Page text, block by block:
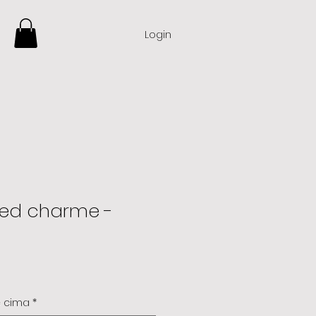
Login
charme -
cima *